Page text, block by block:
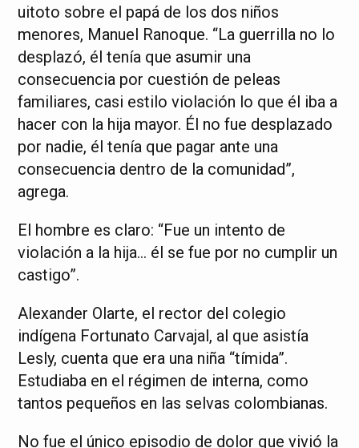
uitoto sobre el papá de los dos niños
menores, Manuel Ranoque. “La guerrilla no lo
desplazó, él tenía que asumir una
consecuencia por cuestión de peleas
familiares, casi estilo violación lo que él iba a
hacer con la hija mayor. Él no fue desplazado
por nadie, él tenía que pagar ante una
consecuencia dentro de la comunidad”,
agrega.
El hombre es claro: “Fue un intento de
violación a la hija… él se fue por no cumplir un
castigo”.
Alexander Olarte, el rector del colegio
indígena Fortunato Carvajal, al que asistía
Lesly, cuenta que era una niña “tímida”.
Estudiaba en el régimen de interna, como
tantos pequeños en las selvas colombianas.
No fue el único episodio de dolor que vivió la